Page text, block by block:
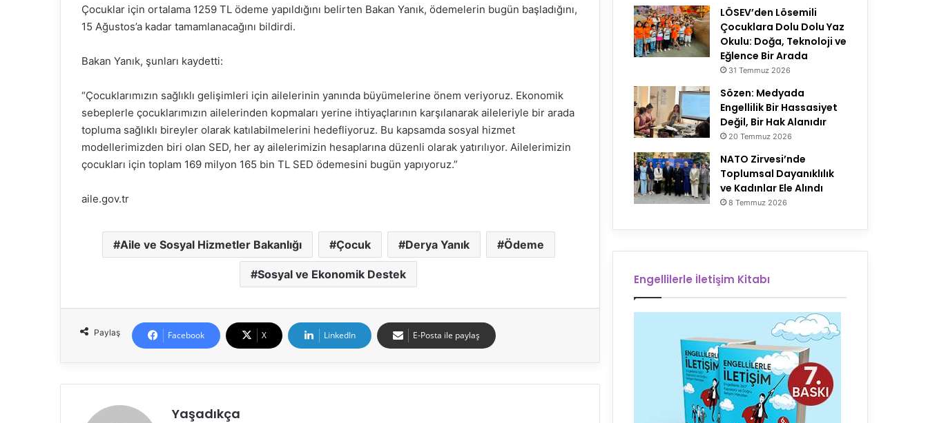
Çocuklar için ortalama 1259 TL ödeme yapıldığını belirten Bakan Yanık, ödemelerin bugün başladığını,
15 Ağustos’a kadar tamamlanacağını bildirdi.
Bakan Yanık, şunları kaydetti:
“Çocuklarımızın sağlıklı gelişimleri için ailelerinin yanında büyümelerine önem veriyoruz. Ekonomik
sebeplerle çocuklarımızın ailelerinden kopmaları yerine ihtiyaçlarının karşılanarak aileleriyle bir arada
topluma sağlıklı bireyler olarak katılabilmelerini hedefliyoruz. Bu kapsamda sosyal hizmet
modellerimizden biri olan SED, her ay ailelerimizin hesaplarına düzenli olarak yatırılıyor. Ailelerimizin
çocukları için toplam 169 milyon 165 bin TL SED ödemesini bugün yapıyoruz.”
aile.gov.tr
Aile ve Sosyal Hizmetler Bakanlığı Çocuk Derya Yanık Ödeme
Sosyal ve Ekonomik Destek
Paylaş Facebook X LinkedIn E-Posta ile paylaş
Yaşadıkça
LÖSEV’den Lösemili
Çocuklara Dolu Dolu Yaz
Okulu: Doğa, Teknoloji ve
Eğlence Bir Arada
31 Temmuz 2026
Sözen: Medyada
Engellilik Bir Hassasiyet
Değil, Bir Hak Alanıdır
20 Temmuz 2026
NATO Zirvesi’nde
Toplumsal Dayanıklılık
ve Kadınlar Ele Alındı
8 Temmuz 2026
Engellilerle İletişim Kitabı